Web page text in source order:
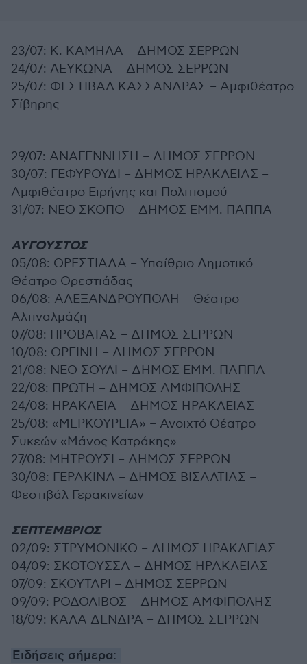
23/07: Κ. ΚΑΜΗΛΑ – ΔΗΜΟΣ ΣΕΡΡΩΝ
24/07: ΛΕΥΚΩΝΑ – ΔΗΜΟΣ ΣΕΡΡΩΝ
25/07: ΦΕΣΤΙΒΑΛ ΚΑΣΣΑΝΔΡΑΣ – Αμφιθέατρο
Σίβηρης
29/07: ΑΝΑΓΕΝΝΗΣΗ – ΔΗΜΟΣ ΣΕΡΡΩΝ
30/07: ΓΕΦΥΡΟΥΔΙ – ΔΗΜΟΣ ΗΡΑΚΛΕΙΑΣ –
Αμφιθέατρο Ειρήνης και Πολιτισμού
31/07: ΝΕΟ ΣΚΟΠΟ – ΔΗΜΟΣ ΕΜΜ. ΠΑΠΠΑ
ΑΥΓΟΥΣΤΟΣ
05/08: ΟΡΕΣΤΙΑΔΑ – Υπαίθριο Δημοτικό
Θέατρο Ορεστιάδας
06/08: ΑΛΕΞΑΝΔΡΟΥΠΟΛΗ – Θέατρο
Αλτιναλμάζη
07/08: ΠΡΟΒΑΤΑΣ – ΔΗΜΟΣ ΣΕΡΡΩΝ
10/08: ΟΡΕΙΝΗ – ΔΗΜΟΣ ΣΕΡΡΩΝ
21/08: ΝΕΟ ΣΟΥΛΙ – ΔΗΜΟΣ ΕΜΜ. ΠΑΠΠΑ
22/08: ΠΡΩΤΗ – ΔΗΜΟΣ ΑΜΦΙΠΟΛΗΣ
24/08: ΗΡΑΚΛΕΙΑ – ΔΗΜΟΣ ΗΡΑΚΛΕΙΑΣ
25/08: «ΜΕΡΚΟΥΡΕΙΑ» – Ανοιχτό Θέατρο
Συκεών «Μάνος Κατράκης»
27/08: ΜΗΤΡΟΥΣΙ – ΔΗΜΟΣ ΣΕΡΡΩΝ
30/08: ΓΕΡΑΚΙΝΑ – ΔΗΜΟΣ ΒΙΣΑΛΤΙΑΣ –
Φεστιβάλ Γερακινείων
ΣΕΠΤΕΜΒΡΙΟΣ
02/09: ΣΤΡΥΜΟΝΙΚΟ – ΔΗΜΟΣ ΗΡΑΚΛΕΙΑΣ
04/09: ΣΚΟΤΟΥΣΣΑ – ΔΗΜΟΣ ΗΡΑΚΛΕΙΑΣ
07/09: ΣΚΟΥΤΑΡΙ – ΔΗΜΟΣ ΣΕΡΡΩΝ
09/09: ΡΟΔΟΛΙΒΟΣ – ΔΗΜΟΣ ΑΜΦΙΠΟΛΗΣ
18/09: ΚΑΛΑ ΔΕΝΔΡΑ – ΔΗΜΟΣ ΣΕΡΡΩΝ
Ειδήσεις σήμερα: